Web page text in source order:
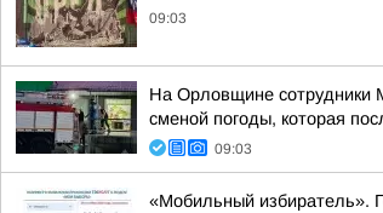
09:03
На Орловщине сотрудники
сменой погоды, которая
09:03
«Мобильный избиратель».